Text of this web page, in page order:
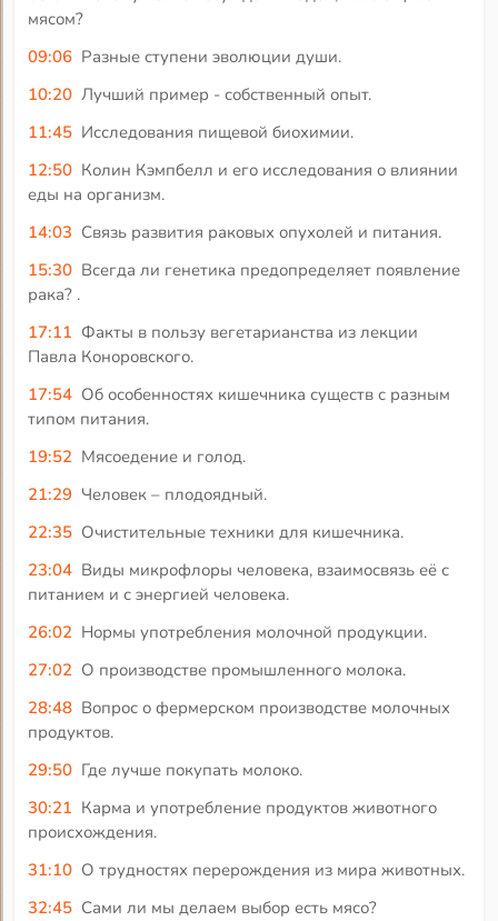
мясом?
09:06 Разные ступени эволюции души.
10:20 Лучший пример - собственный опыт.
11:45 Исследования пищевой биохимии.
12:50 Колин Кэмпбелл и его исследования о влиянии
еды на организм.
14:03 Связь развития раковых опухолей и питания.
15:30 Всегда ли генетика предопределяет появление
рака? .
17:11 Факты в пользу вегетарианства из лекции
Павла Коноровского.
17:54 Об особенностях кишечника существ с разным
типом питания.
19:52 Мясоедение и голод.
21:29 Человек – плодоядный.
22:35 Очистительные техники для кишечника.
23:04 Виды микрофлоры человека, взаимосвязь её с
питанием и с энергией человека.
26:02 Нормы употребления молочной продукции.
27:02 О производстве промышленного молока.
28:48 Вопрос о фермерском производстве молочных
продуктов.
29:50 Где лучше покупать молоко.
30:21 Карма и употребление продуктов животного
происхождения.
31:10 О трудностях перерождения из мира животных.
32:45 Сами ли мы делаем выбор есть мясо?